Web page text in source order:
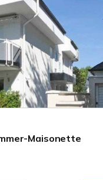
Maisonette